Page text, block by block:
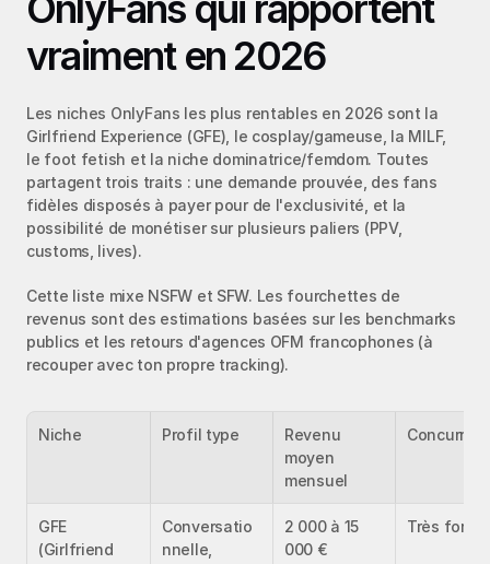
vraiment en 2026
Les niches OnlyFans les plus rentables en 2026 sont la
Girlfriend Experience (GFE), le cosplay/gameuse, la MILF,
le foot fetish et la niche dominatrice/femdom. Toutes
partagent trois traits : une demande prouvée, des fans
fidèles disposés à payer pour de l'exclusivité, et la
possibilité de monétiser sur plusieurs paliers (PPV,
customs, lives).
Cette liste mixe NSFW et SFW. Les fourchettes de
revenus sont des estimations basées sur les benchmarks
publics et les retours d'agences OFM francophones (à
recouper avec ton propre tracking).
Niche Profil type
Revenu
moyen
mensuel
GFE
(Girlfriend
Conversatio
nnelle,
2 000 à 15
000 €
Très forte